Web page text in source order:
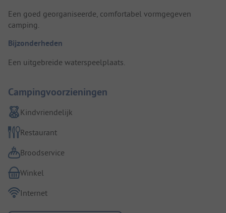
Een goed georganiseerde, comfortabel vormgegeven
camping.
Bijzonderheden
Een uitgebreide waterspeelplaats.
Campingvoorzieningen
Kindvriendelijk
Restaurant
Broodservice
Winkel
Internet